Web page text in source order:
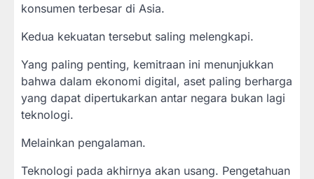
konsumen terbesar di Asia.
Kedua kekuatan tersebut saling melengkapi.
Yang paling penting, kemitraan ini menunjukkan
bahwa dalam ekonomi digital, aset paling berharga
yang dapat dipertukarkan antar negara bukan lagi
teknologi.
Melainkan pengalaman.
Teknologi pada akhirnya akan usang. Pengetahuan